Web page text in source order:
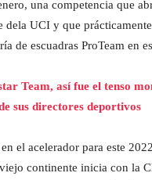
una competencia que
dela UCI y que
de escuadras ProTeam en
Team, así fue el tenso
sus directores deportivos
el acelerador para este
continente inicia con la